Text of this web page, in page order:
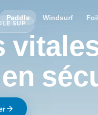
Paddle Windsurf Foil
SUP
arrow_forward